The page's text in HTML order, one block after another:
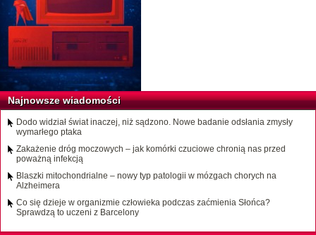
Najnowsze wiadomości
Dodo widział świat inaczej, niż sądzono. Nowe badanie odsłania zmysły
wymarłego ptaka
Zakażenie dróg moczowych – jak komórki czuciowe chronią nas przed
poważną infekcją
Blaszki mitochondrialne – nowy typ patologii w mózgach chorych na
Alzheimera
Co się dzieje w organizmie człowieka podczas zaćmienia Słońca?
Sprawdzą to uczeni z Barcelony